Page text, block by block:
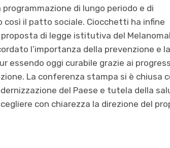
di lungo periodo e di
il patto sociale. Ciocchetti ha infine
di legge istitutiva del
l’importanza della prevenzione e la
essendo oggi curabile grazie ai
La conferenza stampa si è chiusa
del Paese e tutela della
con chiarezza la direzione del